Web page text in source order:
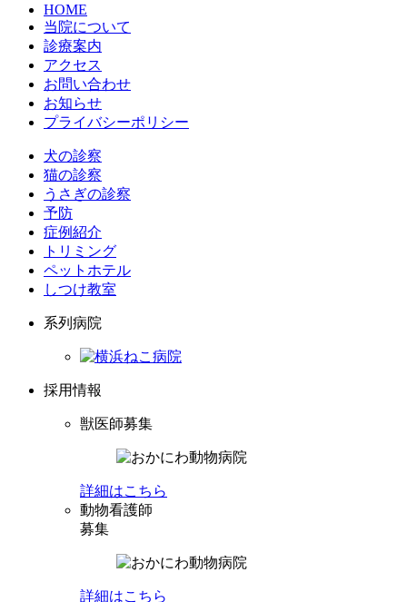
HOME
当院について
診療案内
アクセス
お問い合わせ
お知らせ
プライバシーポリシー
犬の診察
猫の診察
うさぎの診察
予防
症例紹介
トリミング
ペットホテル
しつけ教室
系列病院
採用情報
獣医師募集
詳細はこちら
動物看護師
募集
詳細はこちら